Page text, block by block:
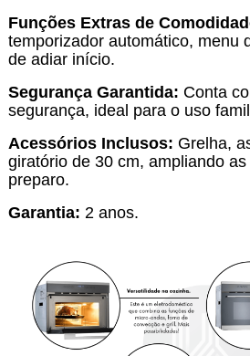
Funções Extras de
temporizador automático, menu
de adiar início.
Segurança Garantida: Conta
segurança, ideal para o uso
Acessórios Inclusos: Grelha,
giratório de 30 cm, ampliando
preparo.
Garantia: 2 anos.